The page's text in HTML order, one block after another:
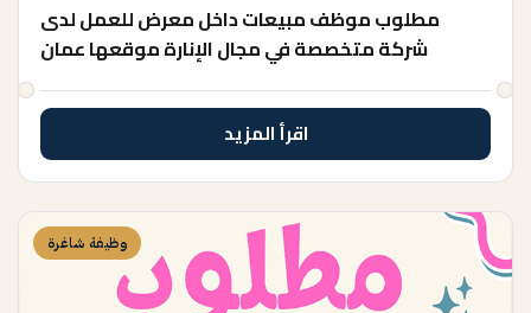
مطلوب موظف مبيعات داخل معرض للعمل لدى
شركة متخصصة في مجال الإنارة موقعها عمان
اقرأ المزيد
وظيفة شاغرة